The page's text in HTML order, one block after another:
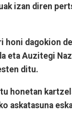
izan diren
honi dagokion
eta Auzitegi
ditu.
honetan
askatasuna